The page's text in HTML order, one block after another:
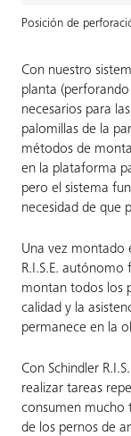
Posición de
Con nuestro
planta
necesarios para
palomillas de la
métodos de
en la plataforma
pero el sistema
necesidad de que
Una vez montado
R.I.S.E. autónomo
montan todos los
calidad y la
permanece en la
Con Schindler
realizar tareas
consumen mucho
de los pernos de